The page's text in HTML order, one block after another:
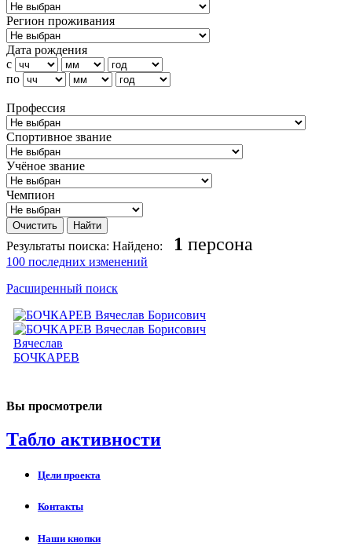
Регион проживания
Дата рождения
с
по
Профессия
Спортивное звание
Учёное звание
Чемпион
Результаты поиска: Найдено: 1 персона
100 последних изменений
Расширенный поиск
Вячеслав
БОЧКАРЕВ
Вы просмотрели
Табло активности
Цели проекта
Контакты
Наши кнопки